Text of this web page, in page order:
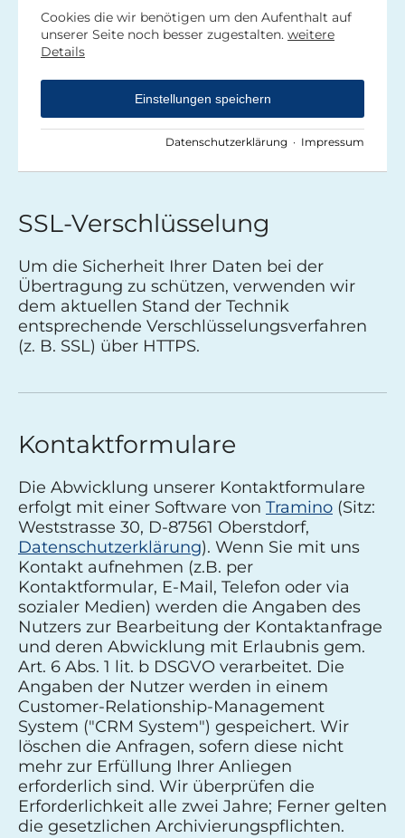
Cookies die wir benötigen um den Aufenthalt auf
unserer Seite noch besser zugestalten. weitere
Details
Einstellungen speichern
Datenschutzerklärung · Impressum
SSL-Verschlüsselung
Um die Sicherheit Ihrer Daten bei der
Übertragung zu schützen, verwenden wir
dem aktuellen Stand der Technik
entsprechende Verschlüsselungsverfahren
(z. B. SSL) über HTTPS.
Kontaktformulare
Die Abwicklung unserer Kontaktformulare
erfolgt mit einer Software von Tramino (Sitz:
Weststrasse 30, D-87561 Oberstdorf,
Datenschutzerklärung). Wenn Sie mit uns
Kontakt aufnehmen (z.B. per
Kontaktformular, E-Mail, Telefon oder via
sozialer Medien) werden die Angaben des
Nutzers zur Bearbeitung der Kontaktanfrage
und deren Abwicklung mit Erlaubnis gem.
Art. 6 Abs. 1 lit. b DSGVO verarbeitet. Die
Angaben der Nutzer werden in einem
Customer-Relationship-Management
System ("CRM System") gespeichert. Wir
löschen die Anfragen, sofern diese nicht
mehr zur Erfüllung Ihrer Anliegen
erforderlich sind. Wir überprüfen die
Erforderlichkeit alle zwei Jahre; Ferner gelten
die gesetzlichen Archivierungspflichten.